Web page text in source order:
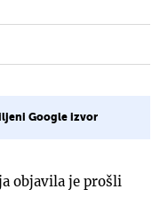
Google izvor
objavila je prošli